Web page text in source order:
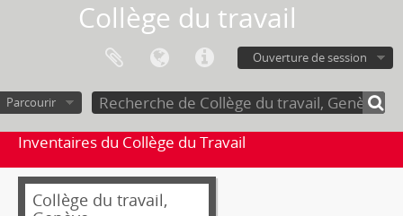
Collège du travail
Ouverture de session
Parcourir
Inventaires du Collège du Travail
Collège du travail,